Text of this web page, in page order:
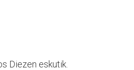
Diezen eskutik.